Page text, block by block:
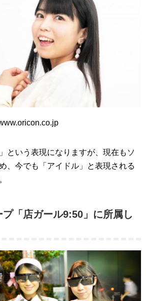
という表現になりますが、現在もソ
、今でも「アイドル」と表現される
「店ガール9:50」に所属し